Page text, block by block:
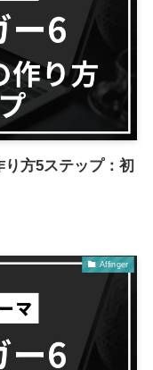
方5ステップ：初
Affinger